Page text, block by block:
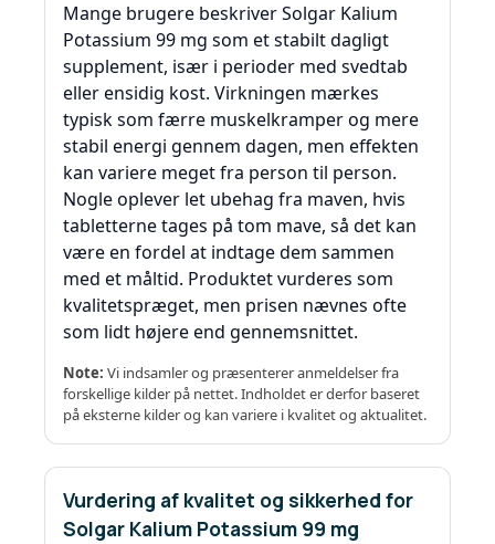
Mange brugere beskriver Solgar Kalium
Potassium 99 mg som et stabilt dagligt
supplement, især i perioder med svedtab
eller ensidig kost. Virkningen mærkes
typisk som færre muskelkramper og mere
stabil energi gennem dagen, men effekten
kan variere meget fra person til person.
Nogle oplever let ubehag fra maven, hvis
tabletterne tages på tom mave, så det kan
være en fordel at indtage dem sammen
med et måltid. Produktet vurderes som
kvalitetspræget, men prisen nævnes ofte
som lidt højere end gennemsnittet.
Note: Vi indsamler og præsenterer anmeldelser fra
forskellige kilder på nettet. Indholdet er derfor baseret
på eksterne kilder og kan variere i kvalitet og aktualitet.
Vurdering af kvalitet og sikkerhed for
Solgar Kalium Potassium 99 mg